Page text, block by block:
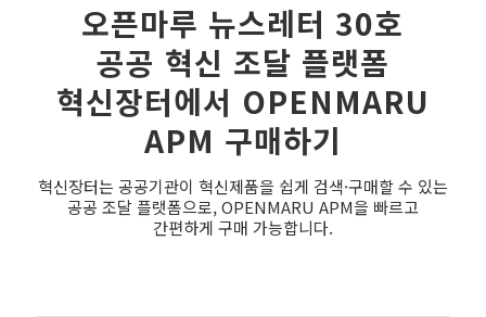
오픈마루 뉴스레터 30호
공공 혁신 조달 플랫폼
혁신장터에서 OPENMARU
APM 구매하기
혁신장터는 공공기관이 혁신제품을 쉽게 검색·구매할 수 있는
공공 조달 플랫폼으로, OPENMARU APM을 빠르고
간편하게 구매 가능합니다.